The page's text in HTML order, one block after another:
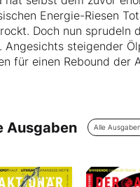
Energie-Riesen
Doch nun sprudeln
Angesichts steigender
für einen Rebound der
Ausgaben Alle